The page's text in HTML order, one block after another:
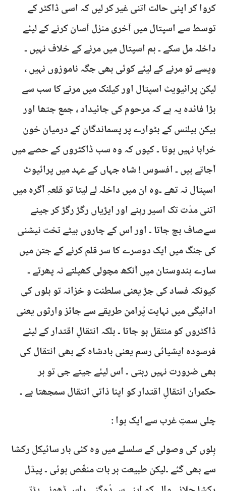
کروا کر اپنی حالت اتنی غیر کر لیں کہ اسی ڈاکٹر کے
توسط سے اسپتال میں آخری منزل آسان کرنے کے لیئے
داخلہ مل سکے ۔ ہم اسپتال میں مرنے کے خلاف نہیں ۔
ویسے تو مرنے کے لیئے کوئی بھی جگہ ناموزوں نہیں ،
لیکن پرائیویٹ اسپتال اور کیلنک میں مرنے کا سب سے
بڑا فائدہ یہ ہے کہ مرحوم کی جائیداد ، جمع جتھا اور
بیکن بیلنس کے بٹوارے پر پسماندگان کے درمیان خون
خرابا نہیں ہوتا ۔ کیوں کہ وہ سب ڈاکٹروں کے حصے میں
آجاتے ہیں ۔ افسوس ! شاہ جہاں کے عہد میں پرائیوٹ
اسپتال نہ تھے ۔وہ ان میں داخلہ لے لیتا تو قلعہِ آگرہ میں
اتنی مدّت تک اسیر رہنے اور ایڑیاں رگڑ رگڑ کر جینے
سےصاف بچ جاتا ۔ اور اس کے چاروں بیٹے تخت نیشنی
کی جنگ میں ایک دوسرے کا سر قلم کرنے کے جتن میں
سارے ہندوستان میں آنکھ مچولی کھیلتے نہ پھرتے ۔
کیونکہ فساد کی جڑ یعنی سلطنت و خزانہ تو بلوں کی
ادائیگی میں نہایت پُرامن طریقے سے جائز وارثوں یعنی
ڈاکٹروں کو منتقل ہو جاتا ۔ بلکہ انتقالِ اقتدار کے لیئے
فرسودہ ایشیائی رسم یعنی بادشاہ کے بھی انتقال کی
بھی ضرورت نہیں رہتی ۔ اس لیئے جیتے جی تو ہر
حکمران انتقالِ اقتدار کو اپنا ذاتی انتقال سمجھتا ہے ۔
چلی سمتِ غرب سے ایک ہوا :
بِلوں کی وصولی کے سلسلے میں وہ کئی بار سائیکل رکشا
سے بھی گئے ۔لیکن طبیعت ہر بات منغّص ہوئی ۔ پیڈل